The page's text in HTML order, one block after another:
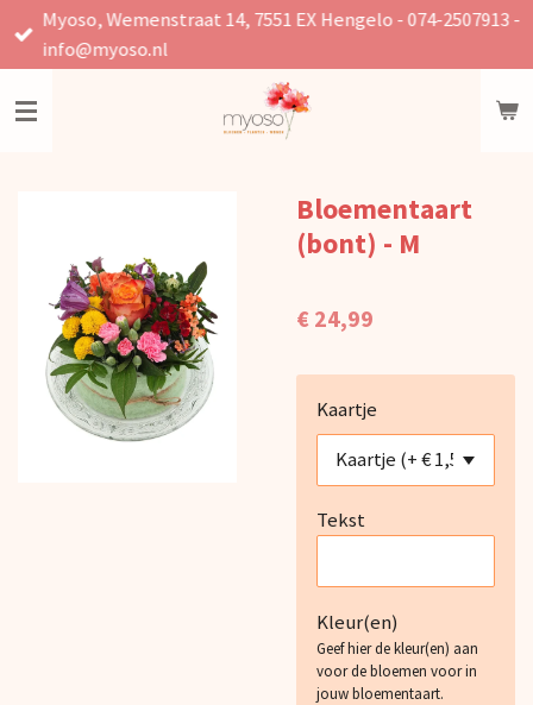
Ga
direct
de
Myoso, Wemenstraat 14, 7551 EX Hengelo - 074-2507913 -
info@myoso.nl
Bloementaart
(bont) - M
€ 24,99
Kaartje
Tekst
Kleur(en)
Geef hier de kleur(en) aan
voor de bloemen voor in
jouw bloementaart.